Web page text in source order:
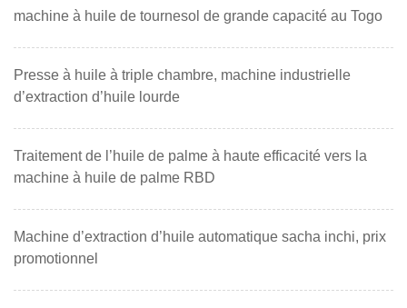
machine à huile de tournesol de grande capacité au Togo
Presse à huile à triple chambre, machine industrielle
d’extraction d’huile lourde
Traitement de l’huile de palme à haute efficacité vers la
machine à huile de palme RBD
Machine d’extraction d’huile automatique sacha inchi, prix
promotionnel